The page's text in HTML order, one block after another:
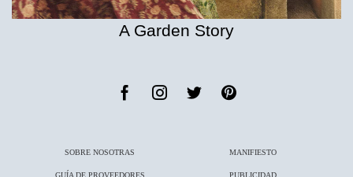
A Garden Story
SOBRE NOSOTRAS MANIFIESTO
GUÍA DE PROVEEDORES PUBLICIDAD